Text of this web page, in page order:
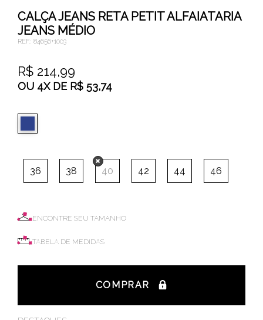
CALÇA JEANS RETA PETIT ALFAIATARIA
JEANS MÉDIO
REF.: 84656+1003
R$ 214,99
OU 4XDE R$ 53,74
36 38 40 42 44 46
ENCONTRE SEU TAMANHO
TABELA DE MEDIDAS
COMPRAR